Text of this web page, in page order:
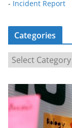
- Incident Report
Categories
a
t
e
g